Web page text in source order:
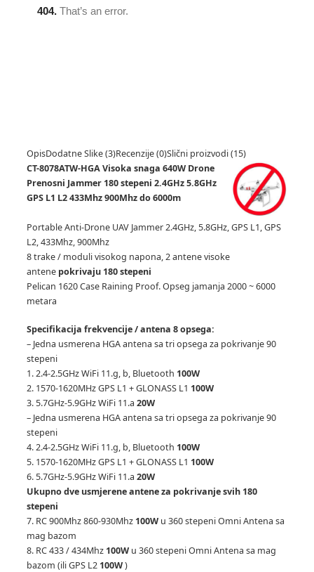
OpisDodatne Slike (3)Recenzije (0)Slični proizvodi (15)
CT-8078ATW-HGA Visoka snaga 640W Drone
Prenosni Jammer 180 stepeni 2.4GHz 5.8GHz
GPS L1 L2 433Mhz 900Mhz do 6000m
Portable Anti-Drone UAV Jammer 2.4GHz, 5.8GHz, GPS L1, GPS
L2, 433Mhz, 900Mhz
8 trake / moduli visokog napona, 2 antene visoke
antene pokrivaju 180 stepeni
Pelican 1620 Case Raining Proof.Opseg jamanja 2000 ~ 6000
metara
Specifikacija frekvencije / antena 8 opsega:
– Jedna usmerena HGA antena sa tri opsega za pokrivanje 90
stepeni
1. 2.4-2.5GHz WiFi 11.g, b, Bluetooth 100W
2. 1570-1620MHz GPS L1 + GLONASS L1 100W
3. 5.7GHz-5.9GHz WiFi 11.a 20W
– Jedna usmerena HGA antena sa tri opsega za pokrivanje 90
stepeni
4. 2.4-2.5GHz WiFi 11.g, b, Bluetooth 100W
5. 1570-1620MHz GPS L1 + GLONASS L1 100W
6. 5.7GHz-5.9GHz WiFi 11.a 20W
Ukupno dve usmjerene antene za pokrivanje svih 180
stepeni
7. RC 900Mhz 860-930Mhz 100Wu 360 stepeni Omni Antena sa
mag bazom
8. RC 433 / 434Mhz 100Wu 360 stepeni Omni Antena sa mag
bazom (ili GPS L2 100W)